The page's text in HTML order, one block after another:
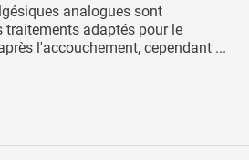
analogues sont
traitements adaptés pour le
l'accouchement, cependant ...